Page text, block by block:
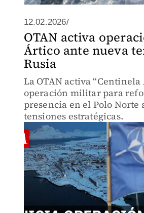
12.02.2026/
OTAN activa
Ártico ante nueva
Rusia
La OTAN activa “Centinela
operación militar para
presencia en el Polo Norte
tensiones estratégicas.